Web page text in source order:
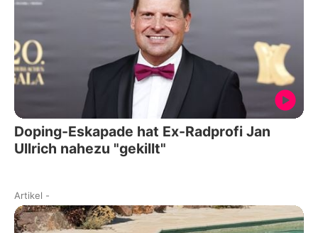
Doping-Eskapade hat Ex-Radprofi Jan
Ullrich nahezu "gekillt"
Artikel -